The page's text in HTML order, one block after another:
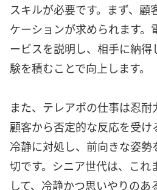
スキルが必要です。まず、顧
ケーションが求められます。
ービスを説明し、相手に納得
験を積むことで向上します。
また、テレアポの仕事は忍
顧客から否定的な反応を受け
冷静に対処し、前向きな姿
切です。シニア世代は、これ
して、冷静かつ思いやりの